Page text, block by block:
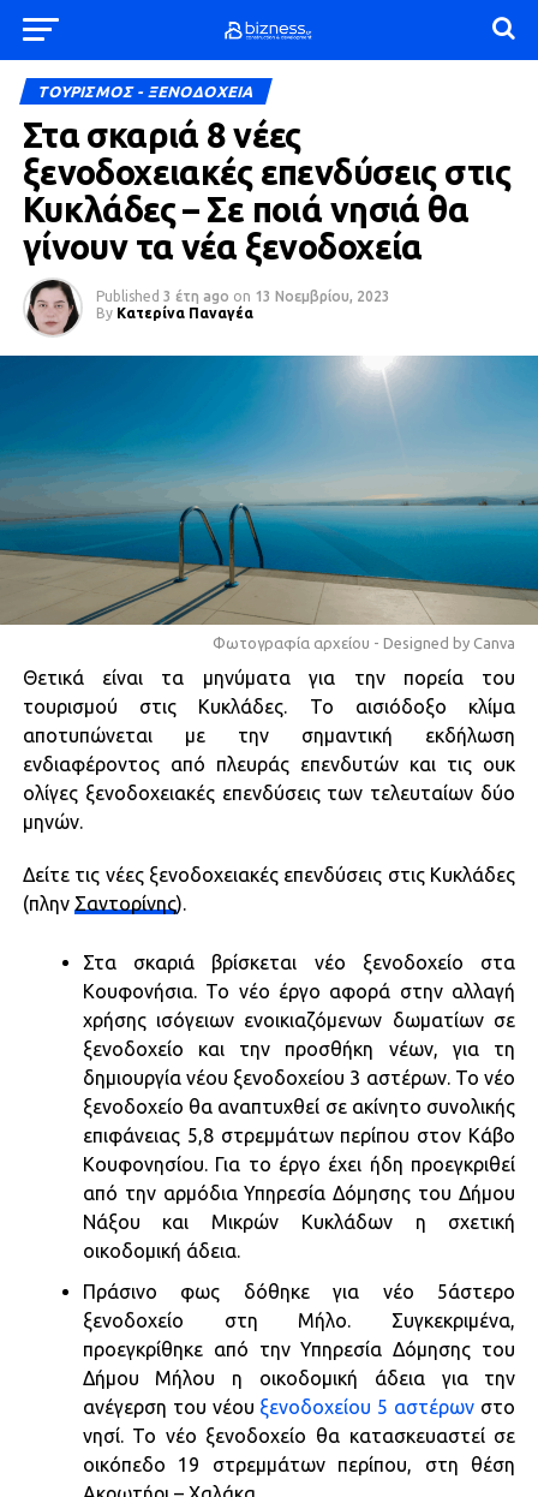
ΤΟΥΡΙΣΜΟΣ - ΞΕΝΟΔΟΧΕΙΑ
Στα σκαριά 8 νέες
ξενοδοχειακές επενδύσεις στις
Κυκλάδες – Σε ποιά νησιά θα
γίνουν τα νέα ξενοδοχεία
Published 3 έτη ago on 13 Νοεμβρίου, 2023
By Κατερίνα Παναγέα
Φωτογραφία αρχείου - Designed by Canva
Θετικά είναι τα μηνύματα για την πορεία του
τουρισμού στις Κυκλάδες. Το αισιόδοξο κλίμα
αποτυπώνεται με την σημαντική εκδήλωση
ενδιαφέροντος από πλευράς επενδυτών και τις ουκ
ολίγες ξενοδοχειακές επενδύσεις των τελευταίων δύο
μηνών.
Δείτε τις νέες ξενοδοχειακές επενδύσεις στις Κυκλάδες
(πλην Σαντορίνης).
Στα σκαριά βρίσκεται νέο ξενοδοχείο στα
Κουφονήσια. Το νέο έργο αφορά στην αλλαγή
χρήσης ισόγειων ενοικιαζόμενων δωματίων σε
ξενοδοχείο και την προσθήκη νέων, για τη
δημιουργία νέου ξενοδοχείου 3 αστέρων. Το νέο
ξενοδοχείο θα αναπτυχθεί σε ακίνητο συνολικής
επιφάνειας 5,8 στρεμμάτων περίπου στον Κάβο
Κουφονησίου. Για το έργο έχει ήδη προεγκριθεί
από την αρμόδια Υπηρεσία Δόμησης του Δήμου
Νάξου και Μικρών Κυκλάδων η σχετική
οικοδομική άδεια.
Πράσινο φως δόθηκε για νέο 5άστερο
ξενοδοχείο στη Μήλο. Συγκεκριμένα,
προεγκρίθηκε από την Υπηρεσία Δόμησης του
Δήμου Μήλου η οικοδομική άδεια για την
ανέγερση του νέου ξενοδοχείου 5 αστέρων στο
νησί. Το νέο ξενοδοχείο θα κατασκευαστεί σε
οικόπεδο 19 στρεμμάτων περίπου, στη θέση